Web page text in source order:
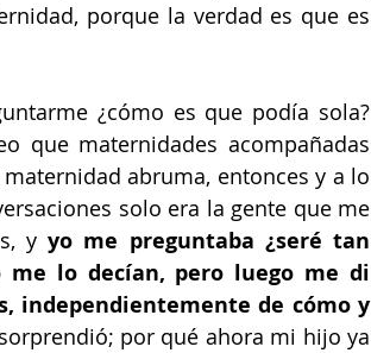
porque la verdad es que es
¿cómo es que podía sola?
que maternidades acompañadas
abruma, entonces y a lo
solo era la gente que me
y yo me preguntaba ¿seré tan
lo decían, pero luego me di
independientemente de cómo y
por qué ahora mi hijo ya